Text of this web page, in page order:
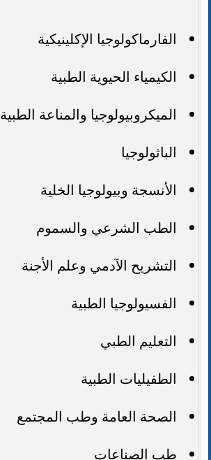
الفارماكولوجيا الإكلينيكية
الكيمياء الحيوية الطبية
الميكروبيولوجيا والمناعة الطبية
الباثولوجيا
الأنسجة وبيولوجيا الخلية
الطب الشرعي والسموم
التشريح الآدمي وعلم الأجنة
الفسيولوجيا الطبية
التعليم الطبي
الطفيليات الطبية
الصحة العامة وطب المجتمع
طب الصناعات